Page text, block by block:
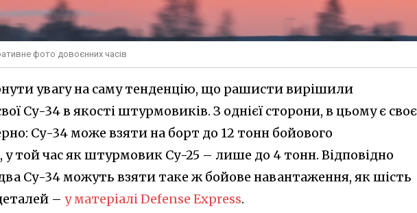
фото довоєнних часів
увагу на саму тенденцію, що рашисти вирішили
Су-34 в якості штурмовиків. З однієї сторони, в цьому є своє
Су-34 може взяти на борт до 12 тонн бойового
той час як штурмовик Су-25 – лише до 4 тонн. Відповідно
Су-34 можуть взяти таке ж бойове навантаження, як шість
– у матеріалі Defense Express.